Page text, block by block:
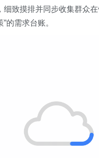
细致摸排并同步收集群众
的需求台账。